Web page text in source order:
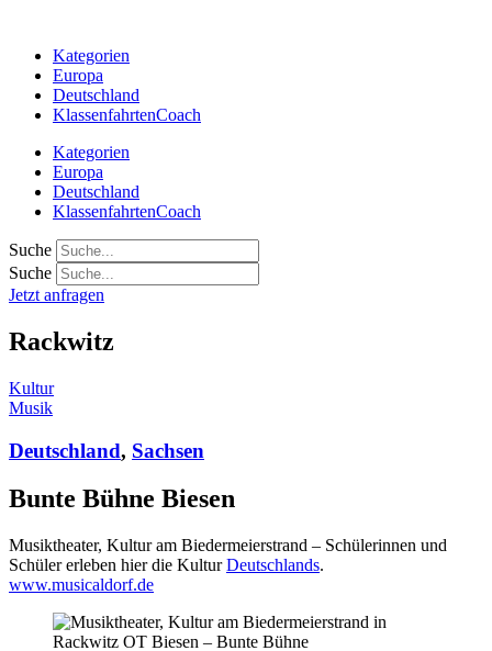
springenKategorien
Europa
Deutschland
KlassenfahrtenCoach
Kategorien
Europa
Deutschland
KlassenfahrtenCoach
Suche
Suche
Jetzt anfragen
Rackwitz
Kultur
Musik
Deutschland, Sachsen
Bunte Bühne Biesen
Musiktheater, Kultur am Biedermeierstrand – Schülerinnen und
Schüler erleben hier die KulturDeutschlands.
www.musicaldorf.de